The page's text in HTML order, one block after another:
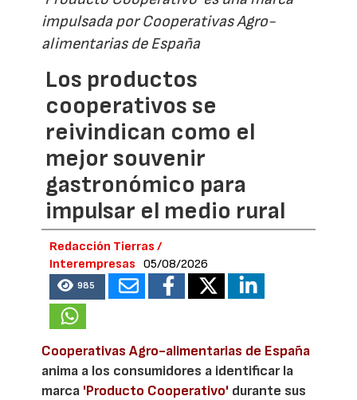
impulsada por Cooperativas Agro-
alimentarias de España
Los productos
cooperativos se
reivindican como el
mejor souvenir
gastronómico para
impulsar el medio rural
Redacción Tierras /
Interempresas
05/08/2026
985
Cooperativas Agro-alimentarias de España
anima a los consumidores a identificar la
marca 'Producto Cooperativo' durante sus